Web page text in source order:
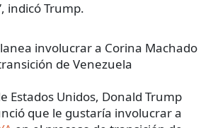
indicó Trump.
involucrar a Corina Machado
de Venezuela
Estados Unidos, Donald Trump
que le gustaría involucrar a